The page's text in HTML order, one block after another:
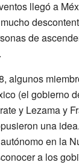
llegó a
de
algunos
(el gobierno
y Lezama y
una
en la
a los